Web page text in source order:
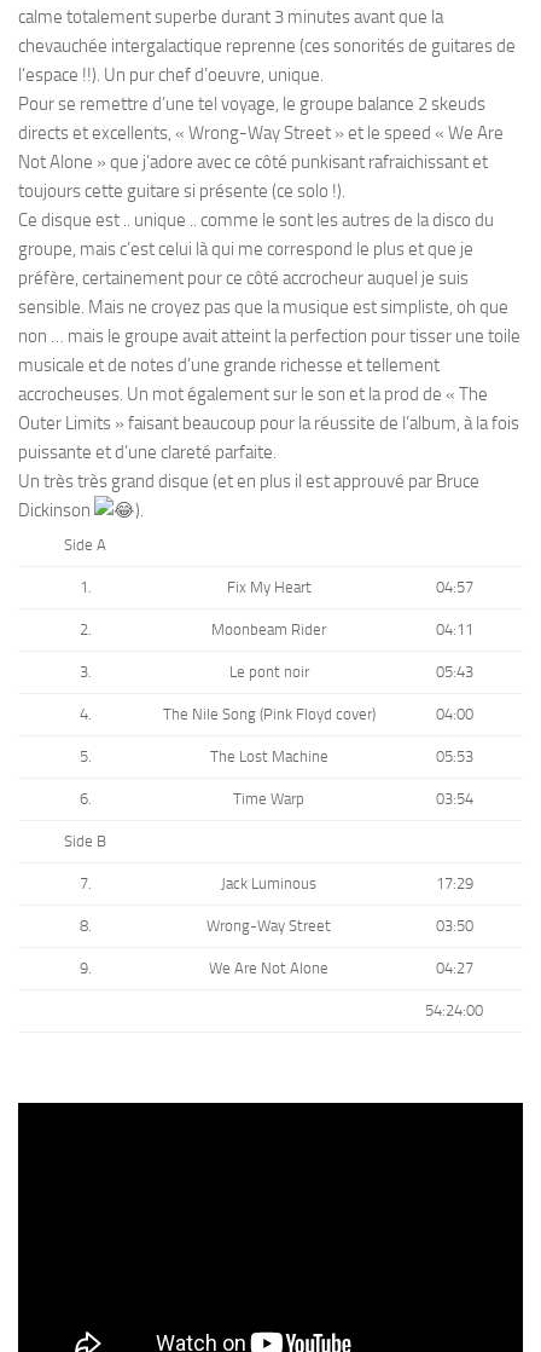
calme totalement superbe durant 3 minutes avant que la
chevauchée intergalactique reprenne (ces sonorités de guitares de
l’espace !!). Un pur chef d’oeuvre, unique.
Pour se remettre d’une tel voyage, le groupe balance 2 skeuds
directs et excellents, « Wrong-Way Street » et le speed « We Are
Not Alone » que j’adore avec ce côté punkisant rafraichissant et
toujours cette guitare si présente (ce solo !).
Ce disque est .. unique .. comme le sont les autres de la disco du
groupe, mais c’est celui là qui me correspond le plus et que je
préfère, certainement pour ce côté accrocheur auquel je suis
sensible. Mais ne croyez pas que la musique est simpliste, oh que
non … mais le groupe avait atteint la perfection pour tisser une toile
musicale et de notes d’une grande richesse et tellement
accrocheuses. Un mot également sur le son et la prod de « The
Outer Limits » faisant beaucoup pour la réussite de l’album, à la fois
puissante et d’une clareté parfaite.
Un très très grand disque (et en plus il est approuvé par Bruce
Dickinson
).
Side A
1. Fix My Heart 04:57
2. Moonbeam Rider 04:11
3. Le pont noir 05:43
4. The Nile Song (Pink Floyd cover) 04:00
5. The Lost Machine 05:53
6. Time Warp 03:54
Side B
7. Jack Luminous 17:29
8. Wrong-Way Street 03:50
9. We Are Not Alone 04:27
54:24:00